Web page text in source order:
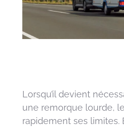
Lorsqu’il devient
une remorque lourde,
rapidement ses limites.